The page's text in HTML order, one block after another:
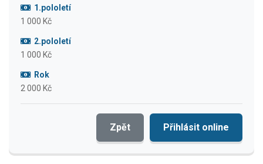
1.pololetí
1 000 Kč
2.pololetí
1 000 Kč
Rok
2 000 Kč
Přihlásit online
Zpět